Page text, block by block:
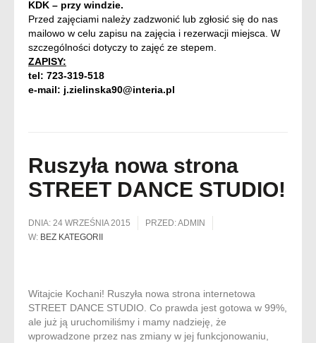
KDK – przy windzie.
Przed zajęciami należy zadzwonić lub zgłosić się do nas
mailowo w celu zapisu na zajęcia i rezerwacji miejsca. W
szczególności dotyczy to zajęć ze stepem.
ZAPISY:
tel: 723-319-518
e-mail: j.zielinska90@interia.pl
Ruszyła nowa strona
STREET DANCE STUDIO!
DNIA: 24 WRZEŚNIA 2015 PRZED:ADMIN
W: BEZ KATEGORII
Witajcie Kochani! Ruszyła nowa strona internetowa
STREET DANCE STUDIO. Co prawda jest gotowa w 99%,
ale już ją uruchomiliśmy i mamy nadzieję, że
wprowadzone przez nas zmiany w jej funkcjonowaniu,